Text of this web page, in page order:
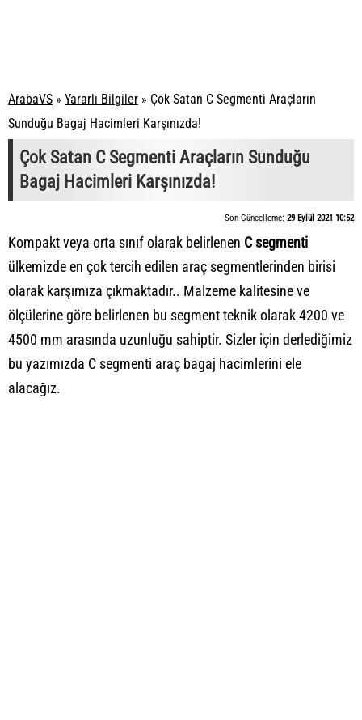
ArabaVS » Yararlı Bilgiler » Çok Satan C Segmenti Araçların
Sunduğu Bagaj Hacimleri Karşınızda!
Çok Satan C Segmenti Araçların Sunduğu
Bagaj Hacimleri Karşınızda!
Son Güncelleme: 29 Eylül 2021 10:52
Kompakt veya orta sınıf olarak belirlenen C segmenti
ülkemizde en çok tercih edilen araç segmentlerinden birisi
olarak karşımıza çıkmaktadır.. Malzeme kalitesine ve
ölçülerine göre belirlenen bu segment teknik olarak 4200 ve
4500 mm arasında uzunluğu sahiptir. Sizler için derlediğimiz
bu yazımızda C segmenti araç bagaj hacimlerini ele
alacağız.